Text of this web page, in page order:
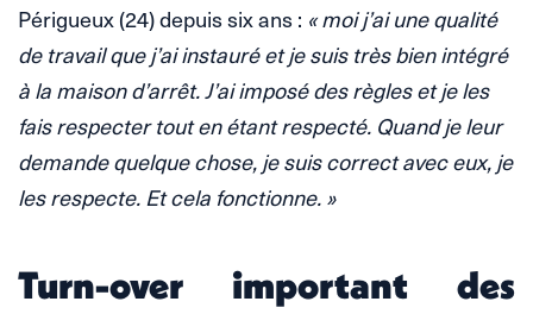
Périgueux (24) depuis six ans : « moi j’ai une qualité
de travail que j’ai instauré et je suis très bien intégré
à la maison d’arrêt. J’ai imposé des règles et je les
fais respecter tout en étant respecté. Quand je leur
demande quelque chose, je suis correct avec eux, je
les respecte. Et cela fonctionne. »
Turn-over important des